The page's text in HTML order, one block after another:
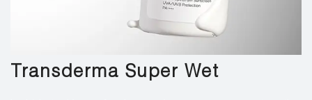
Transderma Super Wet